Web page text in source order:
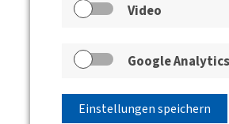
Video
Google Analytics
Einstellungen speichern